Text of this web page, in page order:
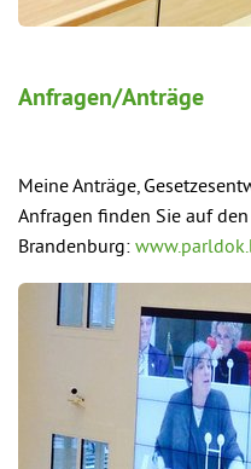
Anfragen/Anträge
Meine Anträge,
Anfragen finden Sie auf
Brandenburg: